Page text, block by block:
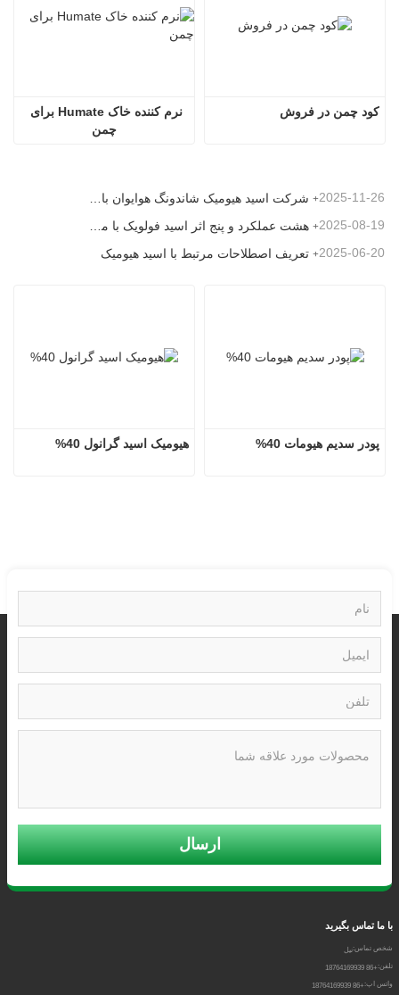
چمن
کود چمن در فروش
2025-11-26
2025-08-19
تعریف اصطلاحات مرتبط با اسید هیومیک 2025-06-20
هیومیک اسید گرانول 40% پودر سدیم هیومات 40%
ارسال
با ما تماس بگیرید
شخص تماس:نیل
تلفن:+86 18764169939
واتس اپ:+86 18764169939